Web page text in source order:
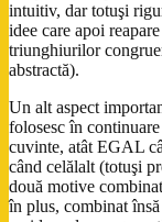
intuitiv, dar totuşi
idee care apoi
triunghiurilor
abstractă).
Un alt aspect
folosesc în
cuvinte, atât EGAL
când celălalt (totuşi
două motive
în plus, combinat